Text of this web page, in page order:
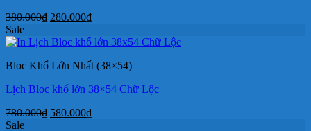
380.000₫ Giá
là:
280.000₫Giá
tại
280.000₫.
Sale
Bloc Khổ Lớn Nhất (38×54)
Lịch Bloc khổ lớn 38×54 Chữ Lộc
780.000₫ Giá
580.000₫Giá
Sale